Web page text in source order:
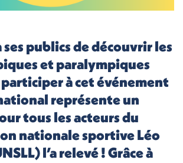
publics de découvrir les
et paralympiques
à cet événement
représente un
tous les acteurs du
nationale sportive Léo
l’a relevé ! Grâce à